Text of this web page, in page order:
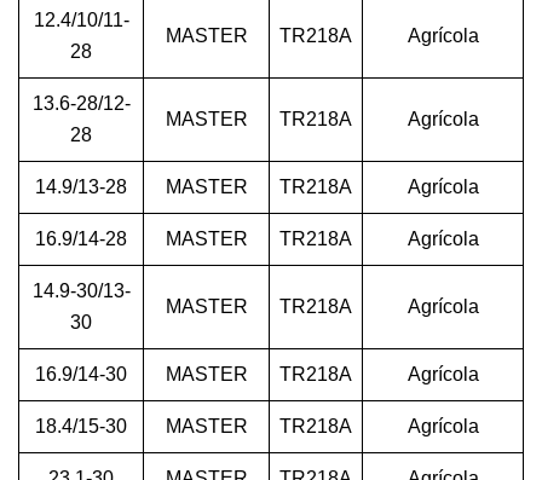
12.4/10/11-
28
MASTER TR218A Agrícola
13.6-28/12-
28
MASTER TR218A Agrícola
14.9/13-28 MASTER TR218A Agrícola
16.9/14-28 MASTER TR218A Agrícola
14.9-30/13-
30
MASTER TR218A Agrícola
16.9/14-30 MASTER TR218A Agrícola
18.4/15-30 MASTER TR218A Agrícola